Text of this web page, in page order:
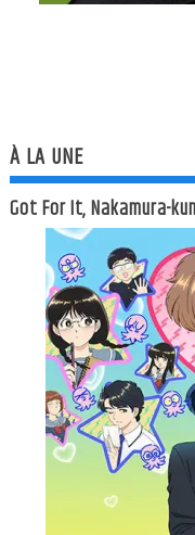
À LA UNE
Got For It, Nakamura-